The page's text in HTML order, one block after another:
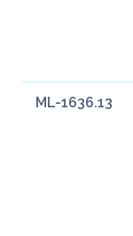
ML-1636.13